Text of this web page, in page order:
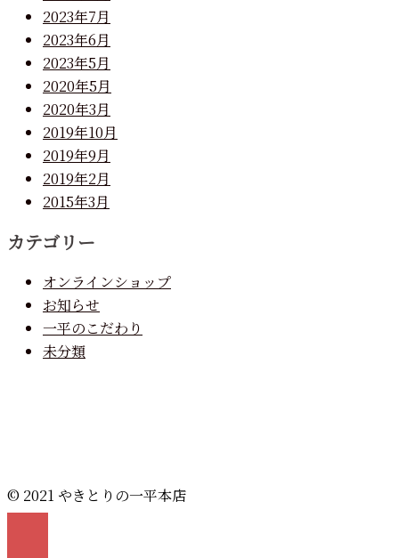
2023年7月
2023年6月
2023年5月
2020年5月
2020年3月
2019年10月
2019年9月
2019年2月
2015年3月
カテゴリー
オンラインショップ
お知らせ
一平のこだわり
未分類
© 2021 やきとりの一平本店